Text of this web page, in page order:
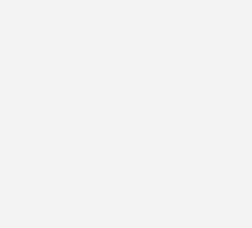
Klimaneutralität 2045 – aber nur knapp
sind ein
diese Bundesregierung noch vor
Herausforderung. Denn einerseits will sie
auch mit fossilen Kraftwerken und jeder
Die 50 neuen Erdgaskraftwerke, mit
den Wahlkampf getingelt ist, müssten über